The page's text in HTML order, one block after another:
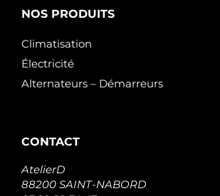
NOS PRODUITS
Climatisation
Électricité
Alternateurs – Démarreurs
CONTACT
AtelierD
88200 SAINT-NABORD